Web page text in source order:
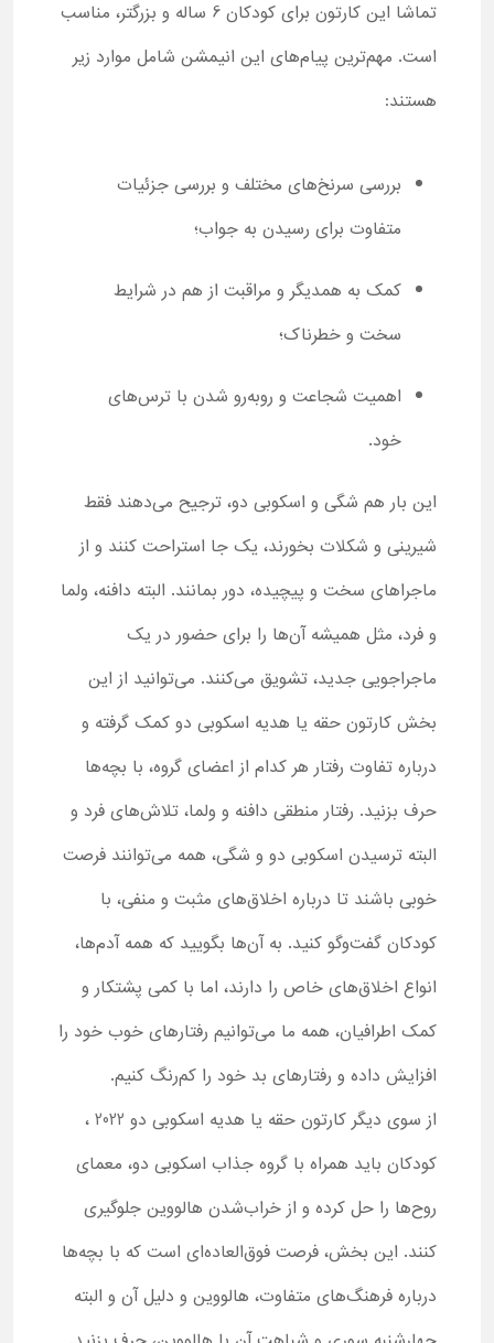
تماشا این کارتون برای کودکان 6 ساله و بزرگتر، مناسب
است. مهم‌ترین پیام‌های این انیمشن شامل موارد زیر
هستند:
بررسی سرنخ‌های مختلف و بررسی جزئیات
متفاوت برای رسیدن به جواب؛
کمک به همدیگر و مراقبت از هم در شرایط
سخت و خطرناک؛
اهمیت شجاعت و روبه‌رو شدن با ترس‌های
خود.
این بار هم شگی و اسکوبی دو، ترجیح می‌دهند فقط
شیرینی و شکلات بخورند، یک جا استراحت کنند و از
ماجراهای سخت و پیچیده، دور بمانند. البته دافنه، ولما
و فرد، مثل همیشه آن‌ها را برای حضور در یک
ماجراجویی جدید، تشویق می‌کنند. می‌توانید از این
بخش کارتون حقه یا هدیه اسکوبی دو کمک گرفته و
درباره تفاوت رفتار هر کدام از اعضای گروه، با بچه‌ها
حرف بزنید. رفتار منطقی دافنه و ولما، تلاش‌های فرد و
البته ترسیدن اسکوبی دو و شگی، همه می‌توانند فرصت
خوبی باشند تا درباره اخلاق‌های مثبت و منفی، با
کودکان گفت‌وگو کنید. به آن‌ها بگویید که همه آدم‌ها،
انواع اخلاق‌های خاص را دارند، اما با کمی پشتکار و
کمک اطرافیان، همه ما می‌توانیم رفتارهای خوب خود را
افزایش داده و رفتارهای بد خود را کم‌رنگ کنیم.
از سوی دیگر کارتون حقه یا هدیه اسکوبی دو 2022 ،
کودکان باید همراه با گروه جذاب اسکوبی دو، معمای
روح‌ها را حل کرده و از خراب‌شدن هالووین جلوگیری
کنند. این بخش، فرصت فوق‌العاده‌ای است که با بچه‌ها
درباره فرهنگ‌های متفاوت، هالووین و دلیل آن و البته